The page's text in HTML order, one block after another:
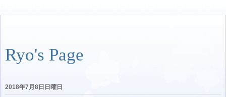
Ryo's Page
2018年7月8日日曜日